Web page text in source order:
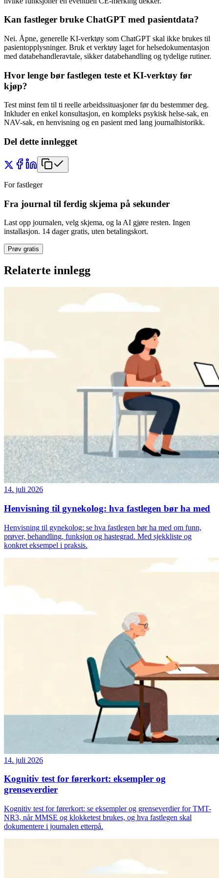
Kan fastleger bruke ChatGPT med pasientdata?
Nei. Åpne, generelle KI-verktøy som ChatGPT skal ikke brukes til
pasientopplysninger. Bruk et verktøy laget for helsedokumentasjon
med databehandleravtale, sikker databehandling og tydelige rutiner.
Hvor lenge bør fastlegen teste et KI-verktøy før
kjøp?
Test minst fem til ti reelle arbeidssituasjoner før du bestemmer deg.
Inkluder en enkel konsultasjon, en kompleks psykisk helse-sak, en
NAV-sak, en henvisning og en pasient med lang journalhistorikk.
Del dette innlegget
For fastleger
Fra journal til ferdig skjema på sekunder
Last opp journalen, velg skjema, og la AI gjøre resten. Ingen
installasjon. 14 dager gratis, uten betalingskort.
Prøv gratis
Relaterte innlegg
14. juli 2026
Henvisning til gynekolog: hva fastlegen bør ha med
Henvisning til gynekolog: se hva fastlegen bør ha med om funn,
prøver, behandling, funksjon og hastegrad. Med sjekkliste og
konkret eksempel i praksis.
14. juli 2026
Kognitiv test for førerkort: eksempler og
grenseverdier
Kognitiv test for førerkort: se eksempler og grenseverdier for TMT-
NR3, når MMSE og klokketest brukes, og hva fastlegen skal
dokumentere i journalen etterpå.